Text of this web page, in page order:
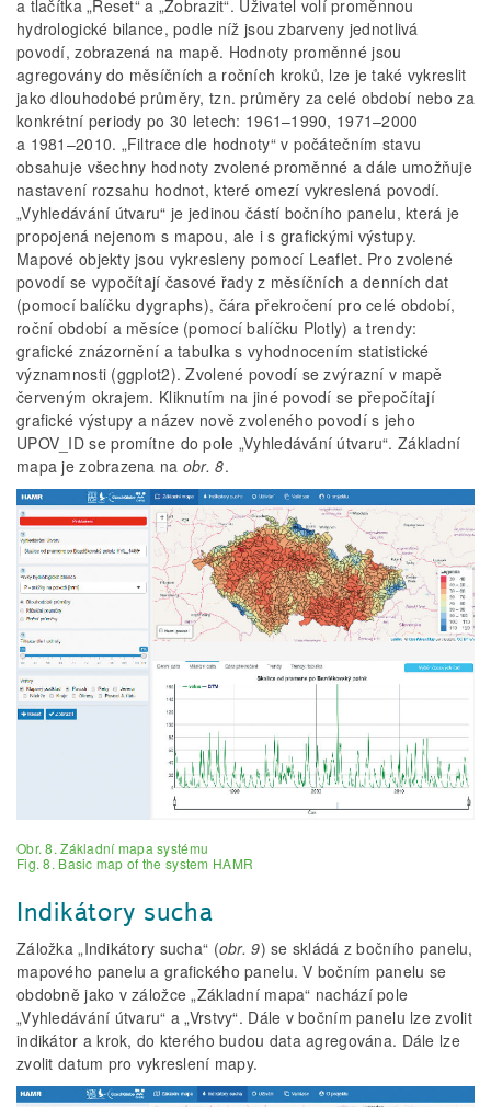
a tlačítka „Reset“ a „Zobrazit“. Uživatel volí proměnnou
hydrologické bilance, podle níž jsou zbarveny jednotlivá
povodí, zobrazená na mapě. Hodnoty proměnné jsou
agregovány do měsíčních a ročních kroků, lze je také vykreslit
jako dlouhodobé průměry, tzn. průměry za celé období nebo za
konkrétní periody po 30 letech: 1961–1990, 1971–2000
a 1981–2010. „Filtrace dle hodnoty“ v počátečním stavu
obsahuje všechny hodnoty zvolené proměnné a dále umožňuje
nastavení rozsahu hodnot, které omezí vykreslená povodí.
„Vyhledávání útvaru“ je jedinou částí bočního panelu, která je
propojená nejenom s mapou, ale i s grafickými výstupy.
Mapové objekty jsou vykresleny pomocí Leaflet. Pro zvolené
povodí se vypočítají časové řady z měsíčních a denních dat
(pomocí balíčku dygraphs), čára překročení pro celé období,
roční období a měsíce (pomocí balíčku Plotly) a trendy:
grafické znázornění a tabulka s vyhodnocením statistické
významnosti (ggplot2). Zvolené povodí se zvýrazní v mapě
červeným okrajem. Kliknutím na jiné povodí se přepočítají
grafické výstupy a název nově zvoleného povodí s jeho
UPOV_ID se promítne do pole „Vyhledávání útvaru“. Základní
mapa je zobrazena na obr. 8.
Obr. 8. Základní mapa systému
Fig. 8. Basic map of the system HAMR
Indikátory sucha
Záložka „Indikátory sucha“ (obr. 9) se skládá z bočního panelu,
mapového panelu a grafického panelu. V bočním panelu se
obdobně jako v záložce „Základní mapa“ nachází pole
„Vyhledávání útvaru“ a „Vrstvy“. Dále v bočním panelu lze zvolit
indikátor a krok, do kterého budou data agregována. Dále lze
zvolit datum pro vykreslení mapy.